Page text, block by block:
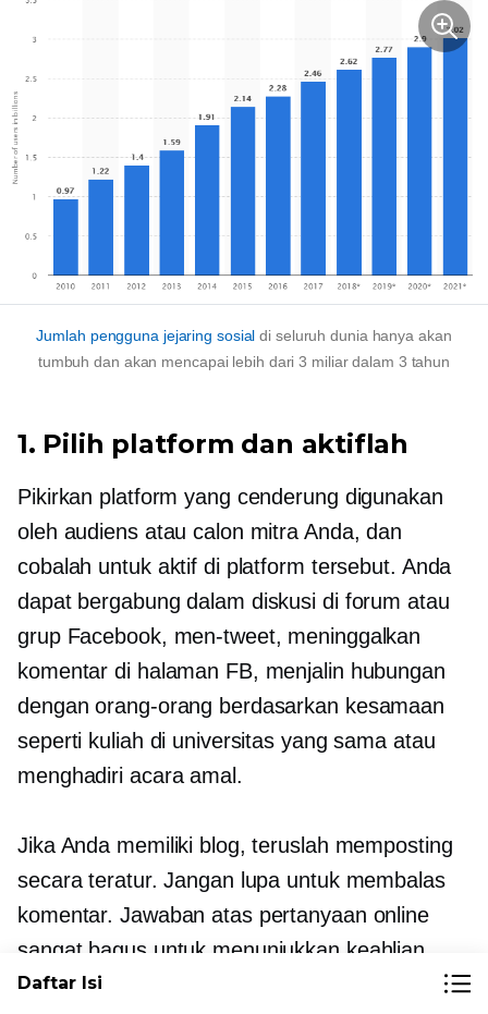
Jumlah pengguna jejaring sosial di seluruh dunia hanya akan
tumbuh dan akan mencapai lebih dari 3 miliar dalam 3 tahun
1. Pilih platform dan aktiflah
Pikirkan platform yang cenderung digunakan
oleh audiens atau calon mitra Anda, dan
cobalah untuk aktif di platform tersebut. Anda
dapat bergabung dalam diskusi di forum atau
grup Facebook, men-tweet, meninggalkan
komentar di halaman FB, menjalin hubungan
dengan orang-orang berdasarkan kesamaan
seperti kuliah di universitas yang sama atau
menghadiri acara amal.
Jika Anda memiliki blog, teruslah memposting
secara teratur. Jangan lupa untuk membalas
komentar. Jawaban atas pertanyaan online
sangat bagus untuk menunjukkan keahlian
Anda dan membangun kepercayaan.
Daftar Isi